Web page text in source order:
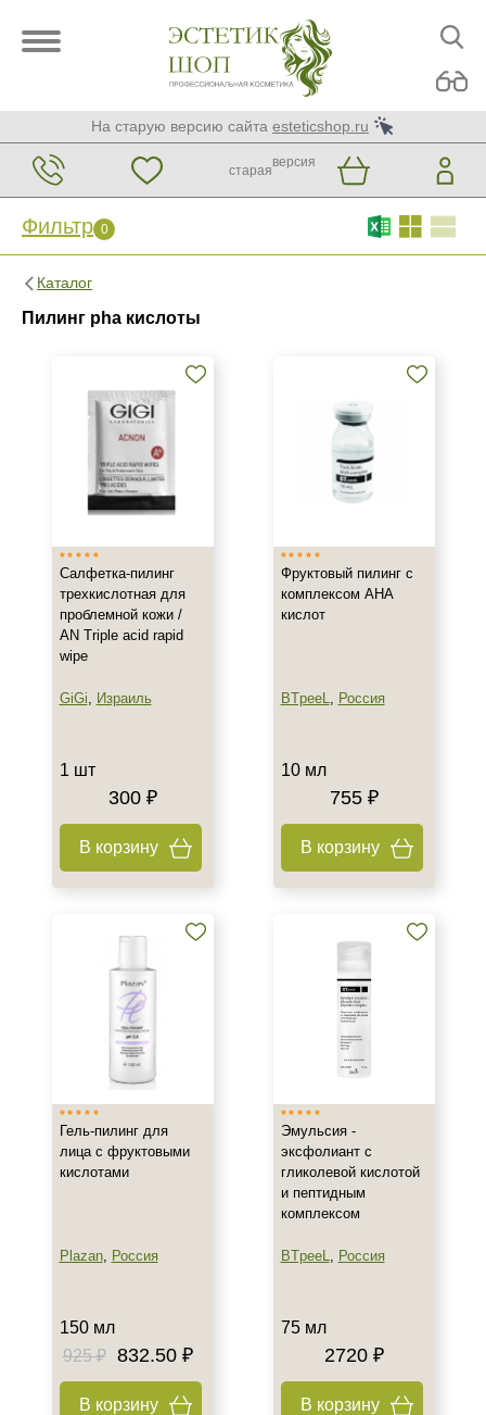
На старую версию сайта esteticshop.ru
старая
версия
Фильтр 0
Каталог
Пилинг pha кислоты
Фильтр 0
Израиль
Россия
Тип товара
Гель
Набор
Пилинг
Тип пилинга
Молочный
Класс косметики
Восстановление
Осветление
Очищение
Гиперпигментация
Гладкость
Лифтинг
Обновление клеток
Салфетка-пилинг
трехкислотная для
проблемной кожи /
AN Triple acid rapid
wipe
GiGi, Израиль
1 шт
300 ₽
В корзину
Фруктовый пилинг с
комплексом AHA
кислот
BTpeeL, Россия
10 мл
755 ₽
В корзину
Гель-пилинг для
лица с фруктовыми
кислотами
Plazan, Россия
150 мл
925 ₽
832.50 ₽
В корзину
Эмульсия -
эксфолиант с
гликолевой кислотой
и пептидным
комплексом
BTpeeL, Россия
75 мл
2720 ₽
В корзину